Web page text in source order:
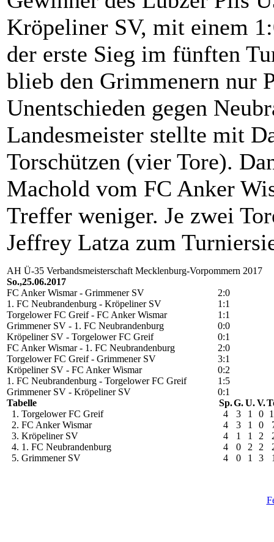
Kröpeliner SV, mit einem
der erste Sieg im fünften
blieb den Grimmenern nur
Unentschieden gegen
Landesmeister stellte mit
Torschützen (vier Tore).
Machold vom FC Anker
Treffer weniger. Je zwei
Jeffrey Latza zum
AH Ü-35 Verbandsmeisterschaft Mecklenburg-Vorpommern 2017
So.,25.06.2017
FC Anker Wismar - Grimmener SV
2:0
1. FC Neubrandenburg - Kröpeliner SV
1:1
Torgelower FC Greif - FC Anker Wismar
1:1
Grimmener SV - 1. FC Neubrandenburg
0:0
Kröpeliner SV - Torgelower FC Greif
0:1
FC Anker Wismar - 1. FC Neubrandenburg
2:0
Torgelower FC Greif - Grimmener SV
3:1
Kröpeliner SV - FC Anker Wismar
0:2
1. FC Neubrandenburg - Torgelower FC Greif
1:5
Grimmener SV - Kröpeliner SV
0:1
Tabelle
Sp.G.U. V.
1. Torgelower FC Greif
4 3 1 0
2. FC Anker Wismar
4 3 1 0
3. Kröpeliner SV
4 1 1 2
4. 1. FC Neubrandenburg
4 0 2 2
5. Grimmener SV
4 0 1 3